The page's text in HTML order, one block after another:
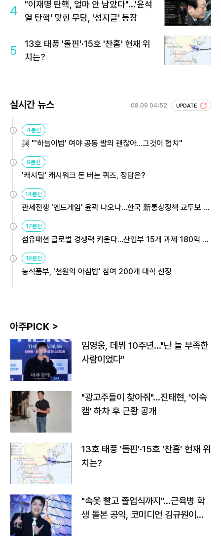
4
"이재명 탄핵, 얼마 안 남았다"...'윤석
열 탄핵' 맞힌 무당, '성지글' 등장
5
13호 태풍 '돌핀'·15호 '찬홈' 현재 위
치는?
실시간 뉴스 08.09 04:52 UPDATE
4분전
與 "'하늘이법' 여야 공동 발의 괜찮아…그것이 협치"
9분전
'캐시딜' 캐시워크 돈 버는 퀴즈, 정답은?
14분전
관세전쟁 '엔드게임' 윤곽 나오나…한국 新통상정책 교두보 활
용해야
17분전
섬유패션 글로벌 경쟁력 키운다…산업부 15개 과제 180억 지
원
18분전
농식품부, '천원의 아침밥' 참여 200개 대학 선정
아주PICK >
임영웅, 데뷔 10주년…"난 늘 부족한
사람이었다"
"광고주들이 찾아줘"…진태현, '이숙
캠' 하차 후 근황 공개
13호 태풍 '돌핀'·15호 '찬홈' 현재 위
치는?
"속옷 빨고 졸업식까지"…근육병 학
생 돌본 공익, 코미디언 김규원이었